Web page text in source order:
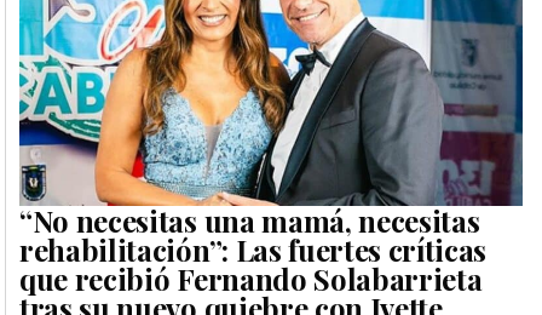
“No necesitas una mamá, necesitas
rehabilitación”: Las fuertes críticas
que recibió Fernando Solabarrieta
tras su nuevo quiebre con Ivette